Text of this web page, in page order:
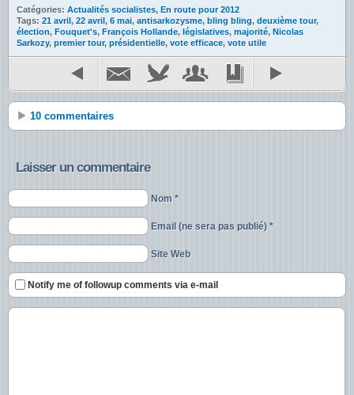
Catégories: Actualités socialistes, En route pour 2012
Tags: 21 avril, 22 avril, 6 mai, antisarkozysme, bling bling, deuxième tour,
élection, Fouquet's, François Hollande, législatives, majorité, Nicolas
Sarkozy, premier tour, présidentielle, vote efficace, vote utile
10 commentaires
Laisser un commentaire
Nom *
Email (ne sera pas publié) *
Site Web
Notify me of followup comments via e-mail